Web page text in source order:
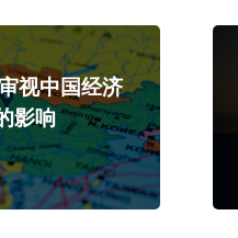
视中国经济
影响